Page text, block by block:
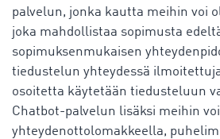
palvelun, jonka kautta meihin voi
joka mahdollistaa sopimusta
sopimuksenmukaisen
tiedustelun yhteydessä
osoitetta käytetään tiedusteluun
Chatbot-palvelun lisäksi meihin
yhteydenottolomakkeella,